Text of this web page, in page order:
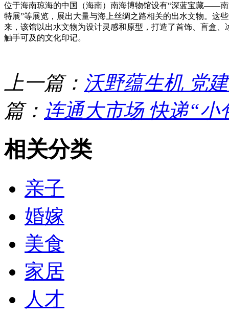
位于海南琼海的中国（海南）南海博物馆设有“深蓝宝藏——
特展”等展览，展出大量与海上丝绸之路相关的出水文物。这
来，该馆以出水文物为设计灵感和原型，打造了首饰、盲盒
触手可及的文化印记。
上一篇： 沃野蕴生机 党
篇： 连通大市场 快递“小
相关分类
亲子
婚嫁
美食
家居
人才